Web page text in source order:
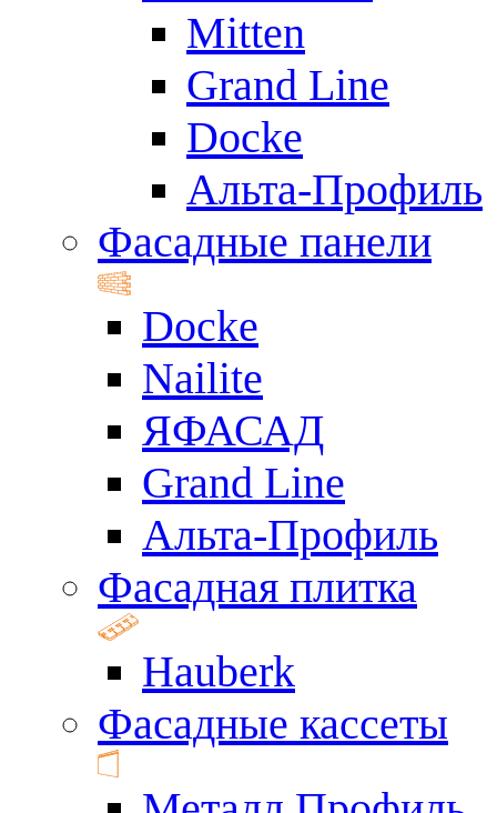
Mitten
Grand Line
Docke
Альта-Профиль
Фасадные панели
Docke
Nailite
ЯФАСАД
Grand Line
Альта-Профиль
Фасадная плитка
Hauberk
Фасадные кассеты